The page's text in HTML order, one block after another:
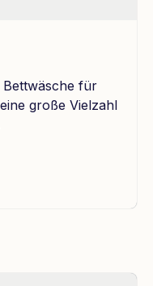
für
große Vielzahl